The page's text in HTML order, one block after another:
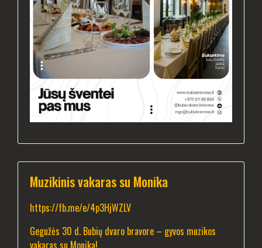
Muzikinis vakaras su Monika
https://fb.me/e/4p3HjWZLV
Gegužės 30 d. Bubių dvaro bravore – gyvos muzikos
vakaras su Monika!